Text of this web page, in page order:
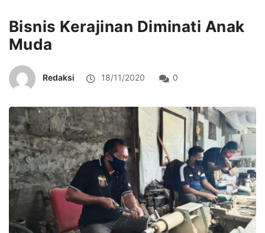
Bisnis Kerajinan Diminati Anak
Muda
Redaksi 18/11/2020 0